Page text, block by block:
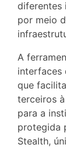
diferentes
por meio
A
interfaces
que
terceiros
para a
protegida
Stealth,